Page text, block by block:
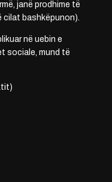
janë prodhime të
cilat bashkëpunon).
në uebin e
sociale, mund të